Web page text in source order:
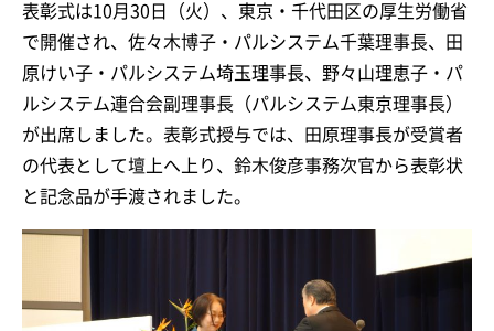
表彰式は10月30日（火）、東京・千代田区の厚生労働省
で開催され、佐々木博子・パルシステム千葉理事長、田
原けい子・パルシステム埼玉理事長、野々山理恵子・パ
ルシステム連合会副理事長（パルシステム東京理事長）
が出席しました。表彰式授与では、田原理事長が受賞者
の代表として壇上へ上り、鈴木俊彦事務次官から表彰状
と記念品が手渡されました。